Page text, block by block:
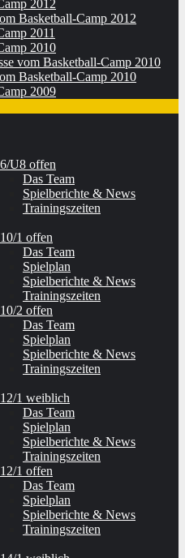
2012
Basketball-Camp 2012
2011
2010
vom Basketball-Camp 2010
Basketball-Camp 2010
2009
U8 offen
Das Team
Spielberichte & News
Trainingszeiten
1 offen
Das Team
Spielplan
Spielberichte & News
Trainingszeiten
2 offen
Das Team
Spielplan
Spielberichte & News
Trainingszeiten
1 weiblich
Das Team
Spielplan
Spielberichte & News
Trainingszeiten
1 offen
Das Team
Spielplan
Spielberichte & News
Trainingszeiten